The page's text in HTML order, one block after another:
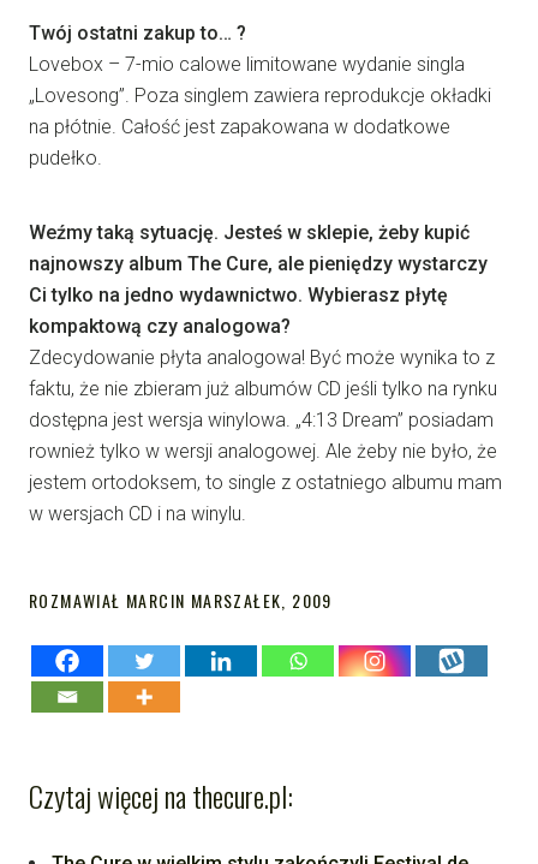
Twój ostatni zakup to… ?
Lovebox – 7-mio calowe limitowane wydanie singla
„Lovesong”. Poza singlem zawiera reprodukcje okładki
na płótnie. Całość jest zapakowana w dodatkowe
pudełko.
Weźmy taką sytuację. Jesteś w sklepie, żeby kupić
najnowszy album The Cure, ale pieniędzy wystarczy
Ci tylko na jedno wydawnictwo. Wybierasz płytę
kompaktową czy analogowa?
Zdecydowanie płyta analogowa! Być może wynika to z
faktu, że nie zbieram już albumów CD jeśli tylko na rynku
dostępna jest wersja winylowa. „4:13 Dream” posiadam
rownież tylko w wersji analogowej. Ale żeby nie było, że
jestem ortodoksem, to single z ostatniego albumu mam
w wersjach CD i na winylu.
ROZMAWIAŁ MARCIN MARSZAŁEK, 2009
Czytaj więcej na thecure.pl: